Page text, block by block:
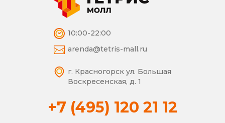
10:00-22:00
arenda@tetris-mall.ru
г. Красногорскул. Большая
Воскресенская, д. 1
+7 (495) 120 21 12